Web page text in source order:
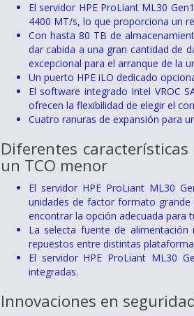
El servidor HPE ProLiant ML30
4400 MT/s, lo que proporciona un
Con hasta 80 TB de
dar cabida a una gran cantidad de
excepcional para el arranque de la
Un puerto HPE iLO dedicado
El software integrado Intel VROC
ofrecen la flexibilidad de elegir el
Cuatro ranuras de expansión para
Diferentes
un TCO menor
El servidor HPE ProLiant ML30
unidades de factor formato
encontrar la opción adecuada para
La selecta fuente de
repuestos entre distintas
El servidor HPE ProLiant ML30
integradas.
Innovaciones en